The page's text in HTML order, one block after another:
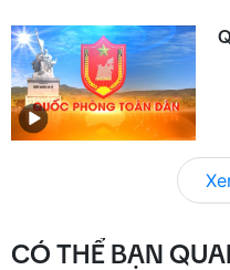
CÓ THỂ BẠN